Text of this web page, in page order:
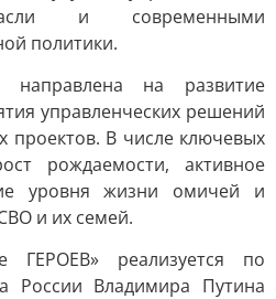
и современными
политики.
направлена на развитие
управленческих решений
проектов. В числе ключевых
рождаемости, активное
уровня жизни омичей и
и их семей.
ГЕРОЕВ» реализуется по
России Владимира Путина